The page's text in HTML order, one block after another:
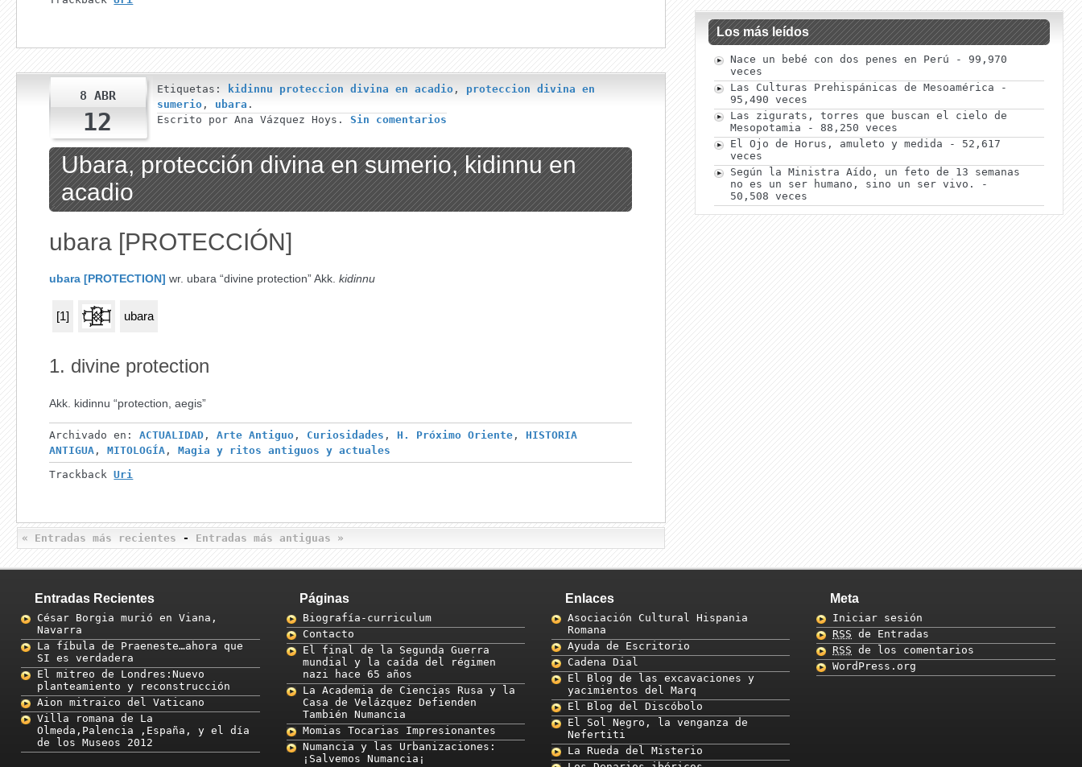
8 ABR
12
Etiquetas: kidinnu proteccion divina en acadio , proteccion divina en
sumerio , ubara .
Escrito por Ana Vázquez Hoys.Sin comentarios
Ubara, protección divina en sumerio, kidinnu en
acadio
ubara [PROTECCIÓN]
ubara [PROTECTION] wr. ubara “divine protection” Akk.kidinnu
[1] ubara
1. divine protection
Akk. kidinnu “protection, aegis”
Archivado en:ACTUALIDAD ,Arte Antiguo , Curiosidades ,H. Próximo Oriente ,HISTORIA
ANTIGUA ,MITOLOGÍA ,Magia y ritos antiguos y actuales
TrackbackUri
« Entradas más recientes - Entradas más antiguas »
Los más leídos
Nace un bebé con dos penes en Perú - 99,970
veces
Las Culturas Prehispánicas de Mesoamérica -
95,490 veces
Las zigurats, torres que buscan el cielo de
Mesopotamia - 88,250 veces
El Ojo de Horus, amuleto y medida - 52,617
veces
Según la Ministra Aído, un feto de 13 semanas
no es un ser humano, sino un ser vivo.
-
50,508 veces
Entradas Recientes
César Borgia murió en Viana,
Navarra
La fíbula de Praeneste…ahora que
SI es verdadera
El mitreo de Londres:Nuevo
planteamiento y reconstrucción
Aion mitraico del Vaticano
Villa romana de La
Olmeda,Palencia ,España, y el día
de los Museos 2012
Páginas
Biografía-curriculum
Contacto
El final de la Segunda Guerra
mundial y la caída del régimen
nazi hace 65 años
La Academia de Ciencias Rusa y la
Casa de Velázquez Defienden
También Numancia
Momias Tocarias Impresionantes
Numancia y las Urbanizaciones:
¡Salvemos Numancia¡
Enlaces
Asociación Cultural Hispania
Romana
Ayuda de Escritorio
Cadena Dial
El Blog de las excavaciones y
yacimientos del Marq
El Blog del Discóbolo
El Sol Negro, la venganza de
Nefertiti
La Rueda del Misterio
Meta
Iniciar sesión
RSS de Entradas
RSS de los comentarios
WordPress.org